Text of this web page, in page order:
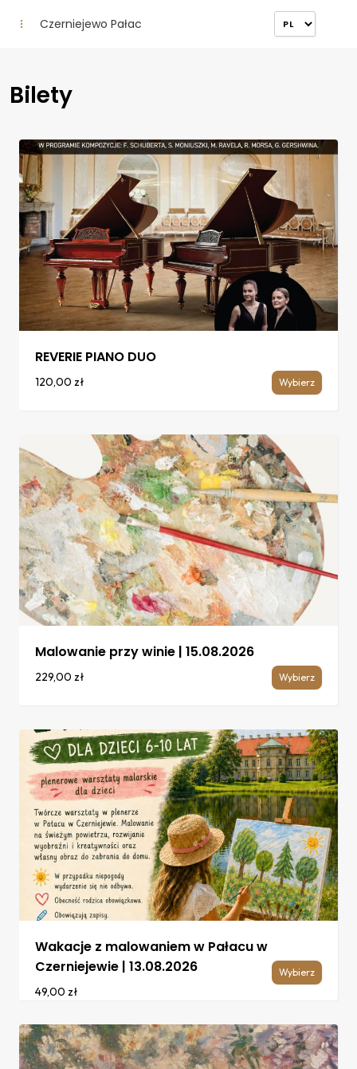
Czerniejewo Pałac
Bilety
REVERIE PIANO DUO
120,00 zł Wybierz
Malowanie przy winie | 15.08.2026
229,00 zł Wybierz
Wakacje z malowaniem w Pałacu w
Czerniejewie | 13.08.2026
49,00 zł
Wybierz